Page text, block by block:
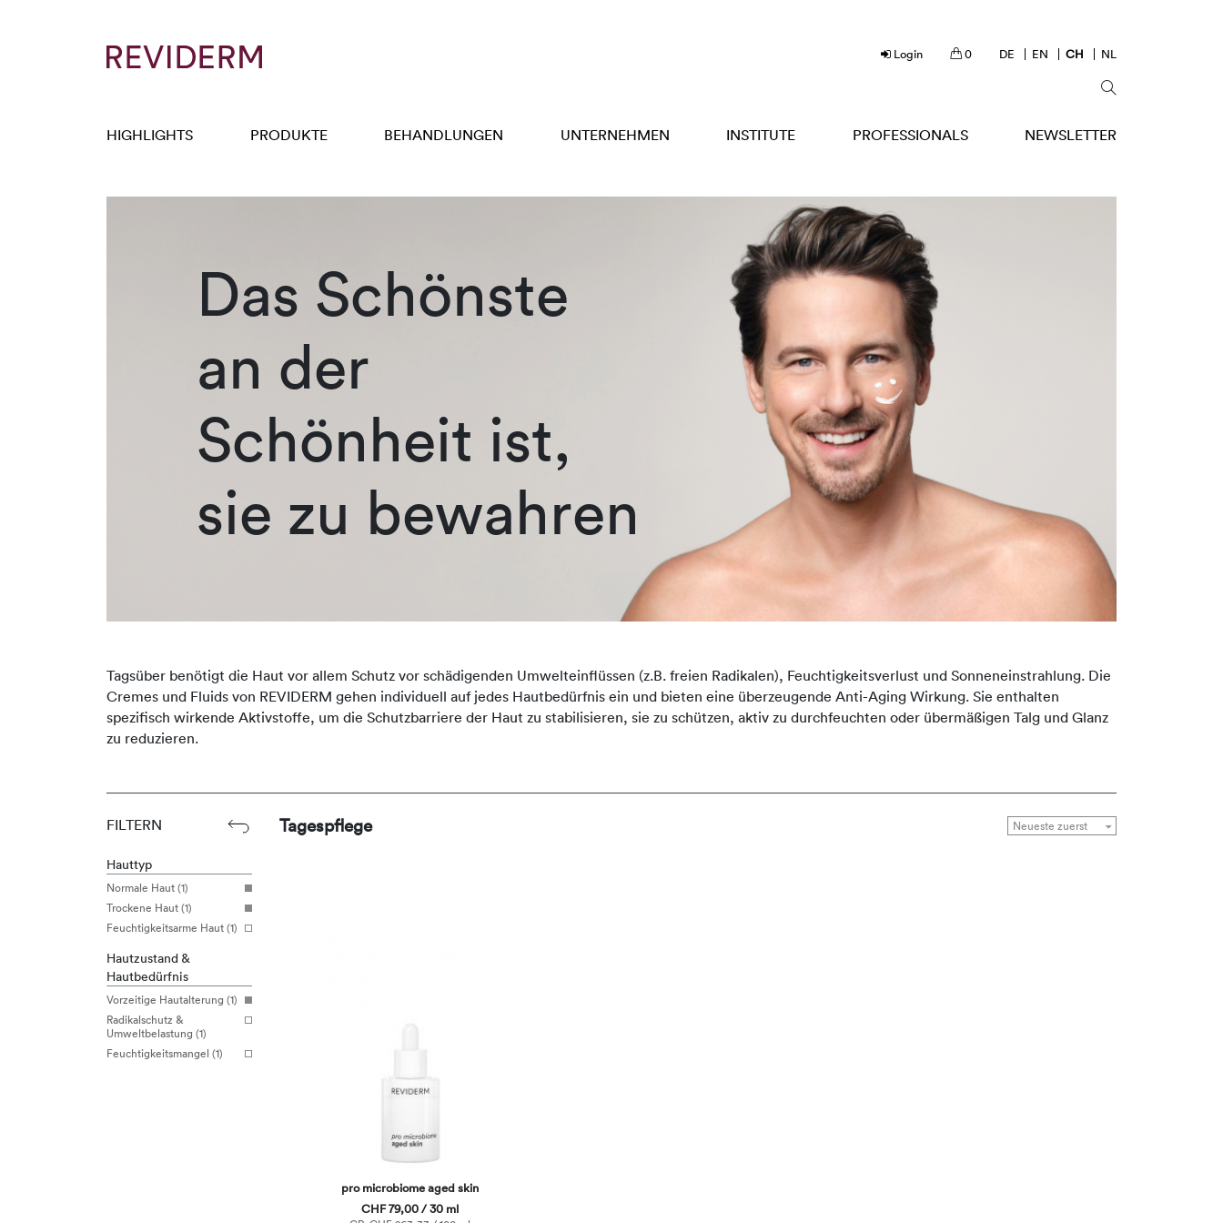
Login 0 DE EN CH NL
HIGHLIGHTS PRODUKTE BEHANDLUNGEN UNTERNEHMEN INSTITUTE PROFESSIONALS NEWSLETTER
Das Schönste
an der
Schönheit ist,
sie zu bewahren
Tagsüber benötigt die Haut vor allem Schutz vor schädigenden Umwelteinflüssen (z.B. freien Radikalen), Feuchtigkeitsverlust und Sonneneinstrahlung. Die
Cremes und Fluids von REVIDERM gehen individuell auf jedes Hautbedürfnis ein und bieten eine überzeugende Anti-Aging Wirkung. Sie enthalten
spezifisch wirkende Aktivstoffe, um die Schutzbarriere der Haut zu stabilisieren, sie zu schützen, aktiv zu durchfeuchten oder übermäßigen Talg und Glanz
zu reduzieren.
FILTERN
Hauttyp
Normale Haut (1)
Trockene Haut (1)
Feuchtigkeitsarme Haut (1)
Hautzustand &
Hautbedürfnis
Vorzeitige Hautalterung (1)
Radikalschutz &
Umweltbelastung (1)
Feuchtigkeitsmangel (1)
Tagespflege
pro microbiome aged skin
CHF 79,00 / 30 ml